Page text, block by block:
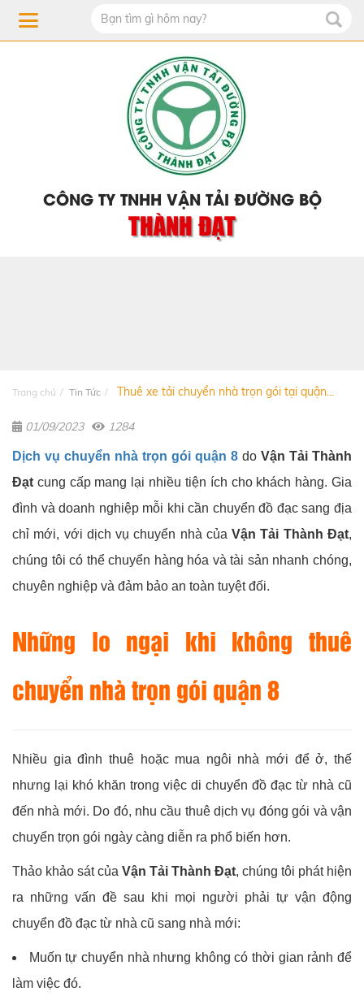
CÔNG TY TNHH VẬN TẢI ĐƯỜNG BỘ
THÀNH ĐẠT
Trang chủ Tin Tức Thuê xe tải chuyển nhà trọn gói tại quận...
01/09/2023 1284
Dịch vụ chuyển nhà trọn gói quận 8 do Vận Tải Thành
Đạt cung cấp mang lại nhiều tiện ích cho khách hàng. Gia
đình và doanh nghiệp mỗi khi cần chuyển đồ đạc sang địa
chỉ mới, với dịch vụ chuyển nhà củaVận Tải Thành Đạt,
chúng tôi có thể chuyển hàng hóa và tài sản nhanh chóng,
chuyên nghiệp và đảm bảo an toàn tuyệt đối.
Những lo ngại khi không thuê
chuyển nhà trọn gói quận 8
Nhiều gia đình thuê hoặc mua ngôi nhà mới để ở, thế
nhưng lại khó khăn trong việc di chuyển đồ đạc từ nhà cũ
đến nhà mới. Do đó, nhu cầu thuê dịch vụ đóng gói và vận
chuyển trọn gói ngày càng diễn ra phổ biến hơn.
Thảo khảo sát của Vận Tải Thành Đạt, chúng tôi phát hiện
ra những vấn đề sau khi mọi người phải tự vận động
chuyển đồ đạc từ nhà cũ sang nhà mới:
Muốn tự chuyển nhà nhưng không có thời gian rảnh để
làm việc đó.